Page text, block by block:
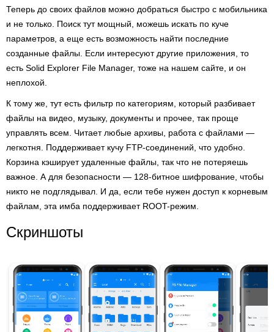
Теперь до своих файлов можно добраться быстро с мобильника
и не только. Поиск тут мощный, можешь искать по куче
параметров, а еще есть возможность найти последние
созданные файлы. Если интересуют другие приложения, то
есть Solid Explorer File Manager, тоже на нашем сайте, и он
неплохой.
К тому же, тут есть фильтр по категориям, который разбивает
файлы на видео, музыку, документы и прочее, так проще
управлять всем. Читает любые архивы, работа с файлами —
легкотня. Поддерживает кучу FTP-соединений, что удобно.
Корзина кэширует удаленные файлы, так что не потеряешь
важное. А для безопасности — 128-битное шифрование, чтобы
никто не подглядывал. И да, если тебе нужен доступ к корневым
файлам, эта имба поддерживает ROOT-режим.
Скриншоты